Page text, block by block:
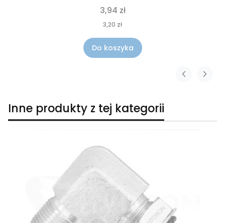
3,94 zł
3,20 zł
Do koszyka
Inne produkty z tej kategorii